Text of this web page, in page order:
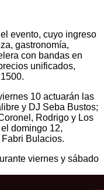
evento, cuyo ingreso
gastronomía,
con bandas en
unificados,
10 actuarán las
y DJ Seba Bustos;
Rodrigo y Los
domingo 12,
Bulacios.
viernes y sábado